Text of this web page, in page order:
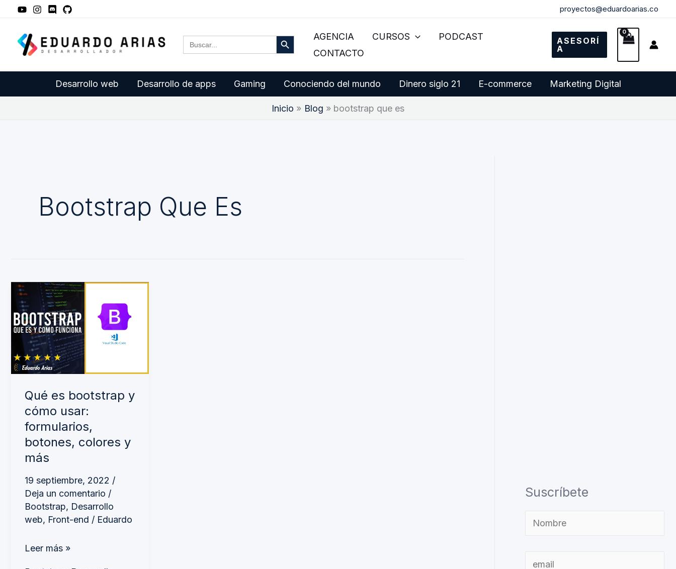
contenido
proyectos@eduardoarias.co
Buscar: Botón de búsquedaAGENCIA CURSOS
PODCAST
CONTACTO
ASESORÍ
A
Desarrollo web Desarrollo de apps Gaming Conociendo del mundo Dinero siglo 21 E-commerce Marketing Digital
Inicio Blog bootstrap que es
Bootstrap Que Es
Qué es bootstrap y
cómo usar:
formularios,
botones, colores y
más
19 septiembre, 2022 /
Deja un comentario /
Bootstrap, Desarrollo
web, Front-end / Eduardo
Qué
es
bootstrap
y
cómo
usar:
formularios,
botones,
colores
y
más
Leer más »
Suscríbete